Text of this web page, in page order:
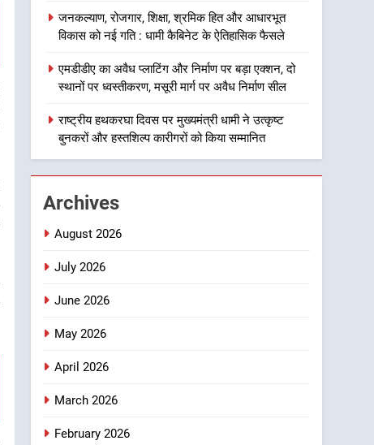
गुणवत्तापूर्ण निर्माण सुनिश्चित करने
के निर्देश, सुरक्षा मानकों से कोई
खेल महाकुंभ 2026ः 01 सितंबर
से सजेगा मुख्यमंत्री चौम्पियनशिप
ट्रॉफी का मंच, न्याय पंचायत से
राज्य स्तर तक होगा प्रतिभा का
उत्तराखण्ड
सार्वजनिक स्थान पर जुआ खेलने
वाले अभियुक्तों को पुलिस ने किया
उत्तराखण्ड
जनकल्याण, रोजगार, शिक्षा, श्रमिक हित और आधारभूत
विकास को नई गति : धामी कैबिनेट के ऐतिहासिक फैसले
एमडीडीए का अवैध प्लाटिंग और निर्माण पर बड़ा एक्शन, दो
स्थानों पर ध्वस्तीकरण, मसूरी मार्ग पर अवैध निर्माण सील
राष्ट्रीय हथकरघा दिवस पर मुख्यमंत्री धामी ने उत्कृष्ट
बुनकरों और हस्तशिल्प कारीगरों को किया सम्मानित
Archives
August 2026
July 2026
June 2026
May 2026
April 2026
March 2026
February 2026